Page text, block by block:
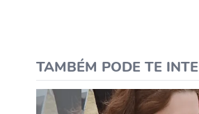
TAMBÉM PODE TE